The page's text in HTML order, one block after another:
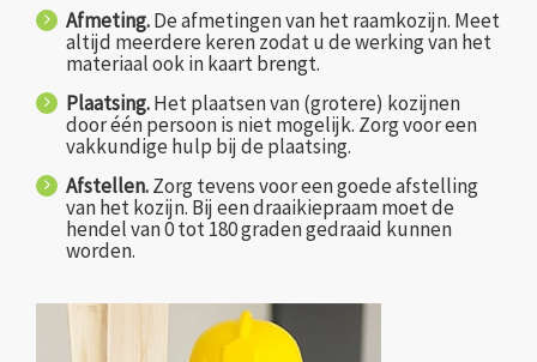
Afmeting.De afmetingen van het raamkozijn. Meet
altijd meerdere keren zodat u de werking van het
materiaal ook in kaart brengt.
Plaatsing.Het plaatsen van (grotere) kozijnen
door één persoon is niet mogelijk. Zorg voor een
vakkundige hulp bij de plaatsing.
Afstellen.Zorg tevens voor een goede afstelling
van het kozijn. Bij een draaikiepraam moet de
hendel van 0 tot 180 graden gedraaid kunnen
worden.